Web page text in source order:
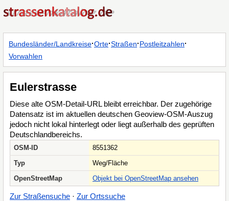
Bundesländer/Landkreise·Orte·Straßen·Postleitzahlen·
Vorwahlen
Eulerstrasse
Diese alte OSM-Detail-URL bleibt erreichbar. Der zugehörige
Datensatz ist im aktuellen deutschen Geoview-OSM-Auszug
jedoch nicht lokal hinterlegt oder liegt außerhalb des geprüften
Deutschlandbereichs.
OSM-ID
8551362
Typ
Weg/Fläche
OpenStreetMap
Objekt bei OpenStreetMap ansehen
Zur Straßensuche · Zur Ortssuche